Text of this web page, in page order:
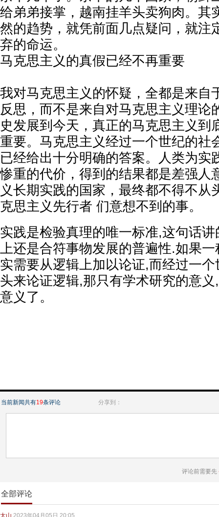
给弟弟接掌，越南挂羊头卖狗肉。其
然的趋势，就凭前面几点疑问，就注
弃的命运。
马克思主义的真假已经不再重要
我对马克思主义的怀疑，全都是来自
反思，而不是来自对马克思主义理论
史发展到今天，真正的马克思主义到
重要。马克思主义经过一个世纪的社
已经给出十分明确的答案。人类为实
惨重的代价，得到的结果都是差强人
义长期实践的国家，最终都不得不从
克思主义先行者 们意想不到的事。
实践是检验真理的唯一标准,这句话
上还是合符事物发展的普遍性.如果
实需要从逻辑上加以论证,而经过一
头来论证逻辑,那只有学术研究的意
意义了。
当前新闻共有19条评论 分享到：
评论前需要先
全部评论
太山 2023年04月05日 20:05